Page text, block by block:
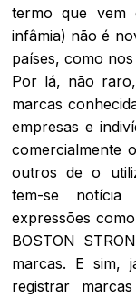
termo que vem
infâmia) não é
países, como nos
Por lá, não
marcas
empresas e
comercialmente
outros de o
tem-se notícia
expressões
BOSTON
marcas. E sim,
registrar